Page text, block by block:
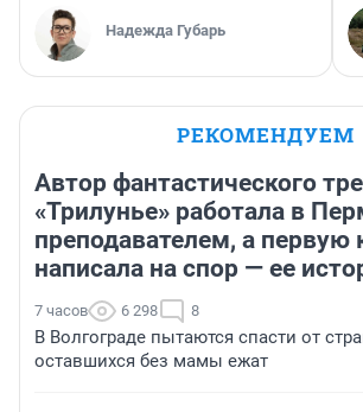
Надежда Губарь
РЕКОМЕНДУЕМ
Автор фантастического
«Трилунье» работала в
преподавателем, а первую
написала на спор — ее
7 часов 6 298 8
В Волгограде пытаются спасти от
оставшихся без мамы ежат